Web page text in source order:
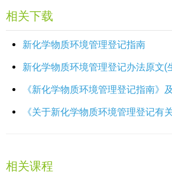
相关下载
新化学物质环境管理登记指南
新化学物质环境管理登记办法原文(
《新化学物质环境管理登记指南》
《关于新化学物质环境管理登记有
相关课程